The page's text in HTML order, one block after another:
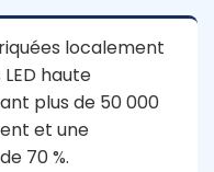
localement
haute
plus de 50 000
et une
70 %.